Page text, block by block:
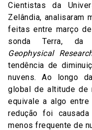
Cientistas da
Zelândia, analisaram
feitas entre março
sonda Terra, da
Geophysical
tendência de
nuvens. Ao longo
global de altitude de
equivale a algo
redução foi
menos frequente de